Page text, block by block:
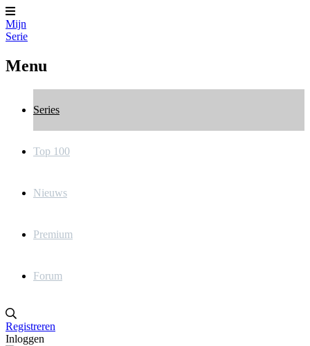
Mijn
Serie
Menu
Series
Top 100
Nieuws
Premium
Forum
Registreren
Inloggen